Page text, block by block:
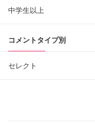
中学生以上
コメントタイプ別
セレクト